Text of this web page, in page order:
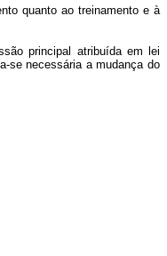
quanto ao treinamento e à
principal atribuída em lei
se necessária a mudança do